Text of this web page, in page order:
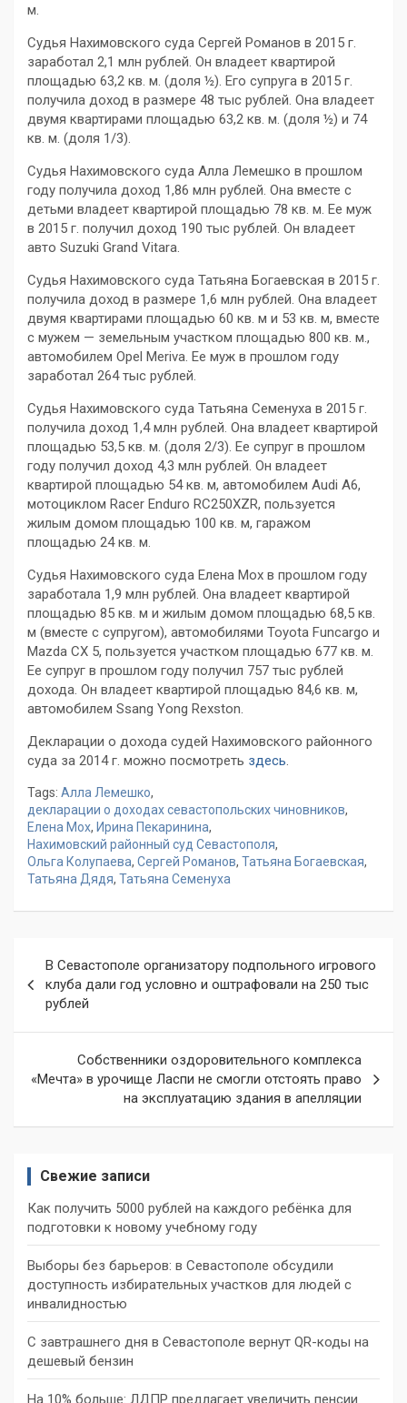
м.
Судья Нахимовского суда Сергей Романов в 2015 г.
заработал 2,1 млн рублей. Он владеет квартирой
площадью 63,2 кв. м. (доля ½). Его супруга в 2015 г.
получила доход в размере 48 тыс рублей. Она владеет
двумя квартирами площадью 63,2 кв. м. (доля ½) и 74
кв. м. (доля 1/3).
Судья Нахимовского суда Алла Лемешко в прошлом
году получила доход 1,86 млн рублей. Она вместе с
детьми владеет квартирой площадью 78 кв. м. Ее муж
в 2015 г. получил доход 190 тыс рублей. Он владеет
авто Suzuki Grand Vitara.
Судья Нахимовского суда Татьяна Богаевская в 2015 г.
получила доход в размере 1,6 млн рублей. Она владеет
двумя квартирами площадью 60 кв. м и 53 кв. м, вместе
с мужем — земельным участком площадью 800 кв. м.,
автомобилем Opel Meriva. Ее муж в прошлом году
заработал 264 тыс рублей.
Судья Нахимовского суда Татьяна Семенуха в 2015 г.
получила доход 1,4 млн рублей. Она владеет квартирой
площадью 53,5 кв. м. (доля 2/3). Ее супруг в прошлом
году получил доход 4,3 млн рублей. Он владеет
квартирой площадью 54 кв. м, автомобилем Audi A6,
мотоциклом Racer Enduro RC250XZR, пользуется
жилым домом площадью 100 кв. м, гаражом
площадью 24 кв. м.
Судья Нахимовского суда Елена Мох в прошлом году
заработала 1,9 млн рублей. Она владеет квартирой
площадью 85 кв. м и жилым домом площадью 68,5 кв.
м (вместе с супругом), автомобилями Toyota Funcargo и
Mazda CX 5, пользуется участком площадью 677 кв. м.
Ее супруг в прошлом году получил 757 тыс рублей
дохода. Он владеет квартирой площадью 84,6 кв. м,
автомобилем Ssang Yong Rexston.
Декларации о дохода судей Нахимовского районного
суда за 2014 г. можно посмотреть здесь.
Tags: Алла Лемешко,
декларации о доходах севастопольских чиновников,
Елена Мох, Ирина Пекаринина,
Нахимовский районный суд Севастополя,
Ольга Колупаева, Сергей Романов, Татьяна Богаевская,
Татьяна Дядя, Татьяна Семенуха
по
записям
В Севастополе организатору подпольного игрового
клуба дали год условно и оштрафовали на 250 тыс
рублей
Собственники оздоровительного комплекса
«Мечта» в урочище Ласпи не смогли отстоять право
на эксплуатацию здания в апелляции
Свежие записи
Как получить 5000 рублей на каждого ребёнка для
подготовки к новому учебному году
Выборы без барьеров: в Севастополе обсудили
доступность избирательных участков для людей с
инвалидностью
С завтрашнего дня в Севастополе вернут QR-коды на
дешевый бензин
На 10% больше: ЛДПР предлагает увеличить пенсии